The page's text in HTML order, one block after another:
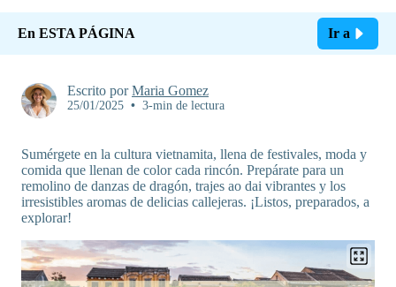
En ESTA PÁGINA Ir a
Escrito porMaria Gomez
25/01/2025 • 3-min de lectura
Sumérgete en la cultura vietnamita, llena de festivales, moda y
comida que llenan de color cada rincón. Prepárate para un
remolino de danzas de dragón, trajes ao dai vibrantes y los
irresistibles aromas de delicias callejeras. ¡Listos, preparados, a
explorar!